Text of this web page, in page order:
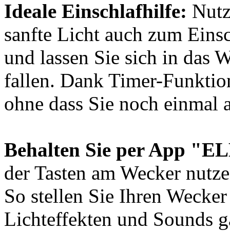
Ideale Einschlafhilfe:
sanfte Licht auch zum
und lassen Sie sich in das
fallen. Dank Timer-
ohne dass Sie noch einmal
Behalten Sie per App
der Tasten am Wecker
So stellen Sie Ihren
Lichteffekten und Sounds